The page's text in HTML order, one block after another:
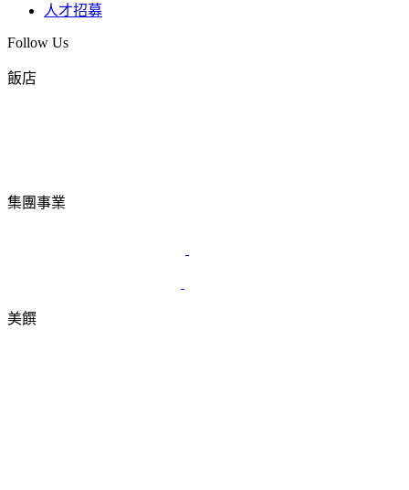
人才招募
Follow Us
飯店
集團事業
美饌